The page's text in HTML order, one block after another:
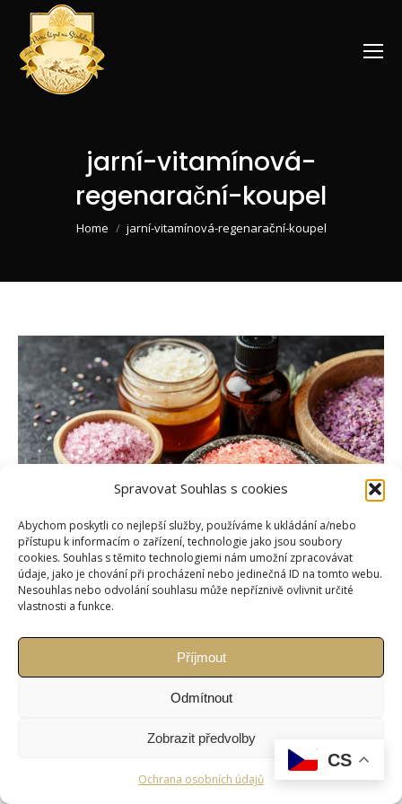
Spravovat Souhlas s cookies
Abychom poskytli co nejlepší služby, používáme k ukládání a/nebo
přístupu k informacím o zařízení, technologie jako jsou soubory
cookies. Souhlas s těmito technologiemi nám umožní zpracovávat
údaje, jako je chování při procházení nebo jedinečná ID na tomto webu.
Nesouhlas nebo odvolání souhlasu může nepříznivě ovlivnit určité
vlastnosti a funkce.
Příjmout
Odmítnout
Zobrazit předvolby
Ochrana osobních údajů
jarní-vitamínová-
regenarační-koupel
You are here:
Home jarní-vitamínová-regenarační-koupel
SEO
CS